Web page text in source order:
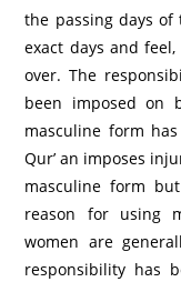
the passing days
exact days and
over. The
been imposed on
masculine form
Qur’ an imposes
masculine form
reason for using
women are
responsibility has